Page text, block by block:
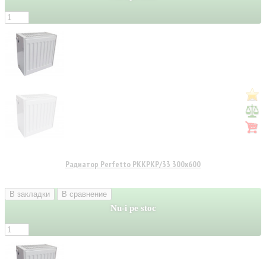
Радиатор Perfetto PKKPKP/33 300x600
В закладки В сравнение
Nu-i pe stoc